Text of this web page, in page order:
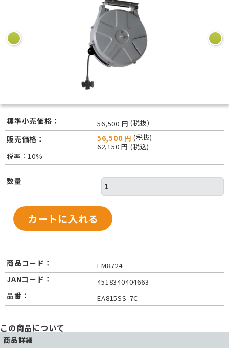
標準小売価格： 56,500 円 (税抜)
販売価格： 56,500 円 (税抜)
62,150 円 (税込)
税率：10%
数量
商品コード： EM8724
JANコード： 4518340404663
品番： EA815SS-7C
この商品について
商品詳細